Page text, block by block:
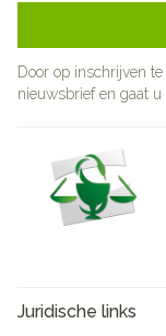
Door op inschrijven
nieuwsbrief en gaat
Juridische links